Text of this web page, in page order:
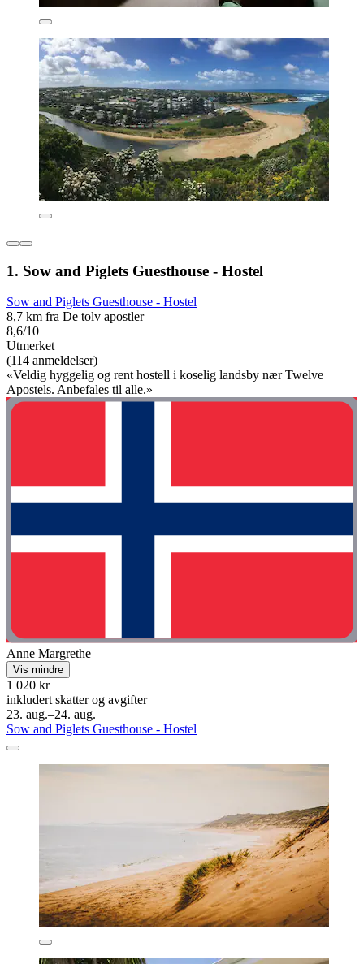
1. Sow and Piglets Guesthouse - Hostel
Sow and Piglets Guesthouse - Hostel
8,7 km fra De tolv apostler
8,6/10
Utmerket
(114 anmeldelser)
«Veldig hyggelig og rent hostell i koselig landsby nær Twelve
Apostels. Anbefales til alle.»
Anne Margrethe
Vis mindre
1 020 kr
inkludert skatter og avgifter
23. aug.–24. aug.
Sow and Piglets Guesthouse - Hostel